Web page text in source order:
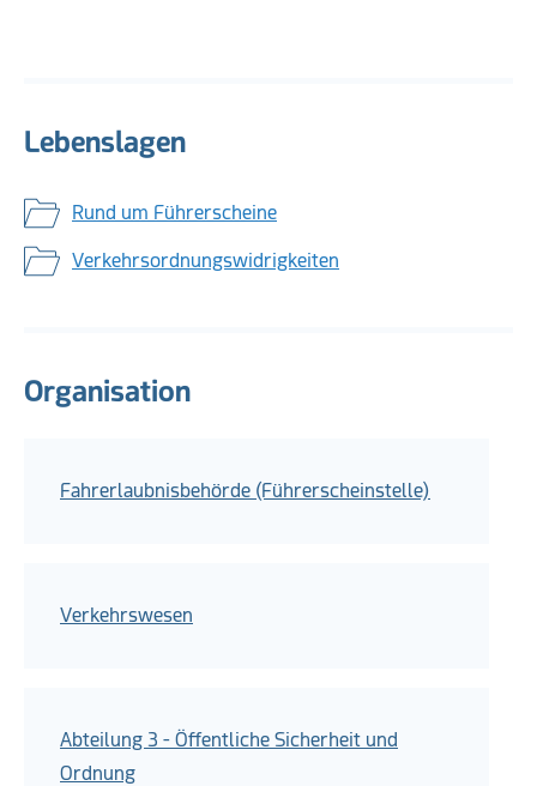
Lebenslagen
Rund um Führerscheine
Verkehrsordnungswidrigkeiten
Organisation
Fahrerlaubnisbehörde (Führerscheinstelle)
Verkehrswesen
Abteilung 3 - Öffentliche Sicherheit und
Ordnung